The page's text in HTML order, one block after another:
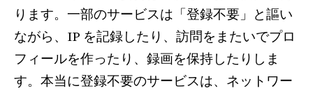
ります。一部のサービスは「登録不要」と謳い
ながら、IP を記録したり、訪問をまたいでプロ
フィールを作ったり、録画を保持したりしま
す。本当に登録不要のサービスは、ネットワー